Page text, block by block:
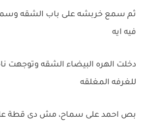
ثم سمع خربشه على باب الشقه
فيه ايه
دخلت الهره البيضاء الشقه وتوجهت
للغرفه المغلقه
بص احمد على سماح، مش دى قطة